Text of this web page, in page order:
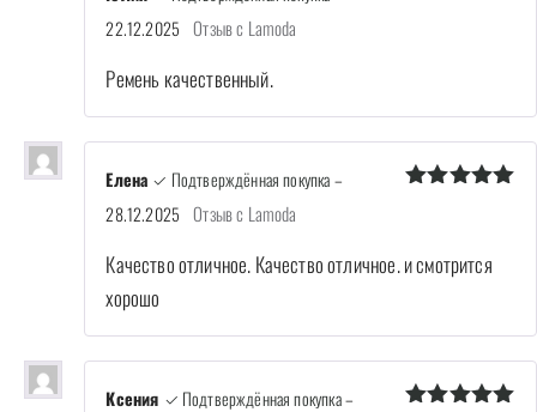
22.12.2025 Отзыв с Lamoda
Ремень качественный.
Елена ✓ Подтверждённая покупка–
28.12.2025 Отзыв с Lamoda
Качество отличное. Качество отличное. и смотрится
хорошо
Ксения ✓ Подтверждённая покупка–